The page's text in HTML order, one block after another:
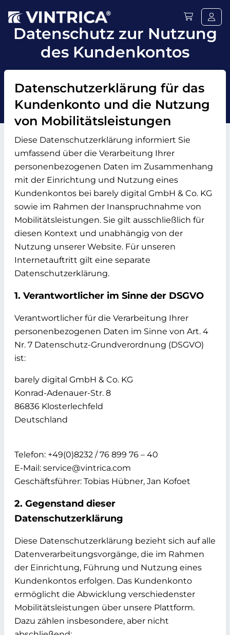
Datenschutz zur Nutzung
des Kundenkontos
Datenschutzerklärung für das
Kundenkonto und die Nutzung
von Mobilitätsleistungen
Diese Datenschutzerklärung informiert Sie
umfassend über die Verarbeitung Ihrer
personenbezogenen Daten im Zusammenhang
mit der Einrichtung und Nutzung eines
Kundenkontos bei barely digital GmbH & Co. KG
sowie im Rahmen der Inanspruchnahme von
Mobilitätsleistungen. Sie gilt ausschließlich für
diesen Kontext und unabhängig von der
Nutzung unserer Website. Für unseren
Internetauftritt gilt eine separate
Datenschutzerklärung.
1. Verantwortlicher im Sinne der DSGVO
Verantwortlicher für die Verarbeitung Ihrer
personenbezogenen Daten im Sinne von Art. 4
Nr. 7 Datenschutz-Grundverordnung (DSGVO)
ist:
barely digital GmbH & Co. KG
Konrad-Adenauer-Str. 8
86836 Klosterlechfeld
Deutschland
Telefon: +49(0)8232 / 76 899 76 – 40
E-Mail: service@vintrica.com
Geschäftsführer: Tobias Hübner, Jan Kofoet
2. Gegenstand dieser
Datenschutzerklärung
Diese Datenschutzerklärung bezieht sich auf alle
Datenverarbeitungsvorgänge, die im Rahmen
der Einrichtung, Führung und Nutzung eines
Kundenkontos erfolgen. Das Kundenkonto
ermöglicht die Abwicklung verschiedenster
Mobilitätsleistungen über unsere Plattform.
Dazu zählen insbesondere, aber nicht